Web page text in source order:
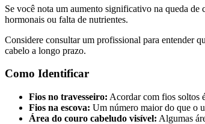
Se você nota um aumento significativo na queda de
hormonais ou falta de nutrientes.
Considere consultar um profissional para entender
cabelo a longo prazo.
Como Identificar
Fios no travesseiro: Acordar com fios soltos
Fios na escova: Um número maior do que o
Área do couro cabeludo visível: Algumas